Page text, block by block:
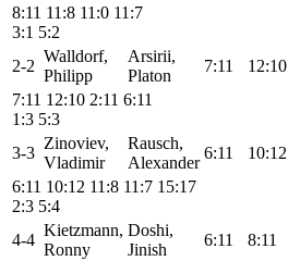
8:11 11:8 11:0 11:7
3:1 5:2
2-2
Walldorf,
Philipp
Arsirii,
Platon
7:11 12:10
7:11 12:10 2:11 6:11
1:3 5:3
3-3
Zinoviev,
Vladimir
Rausch,
Alexander
6:11 10:12
6:11 10:12 11:8 11:7 15:17
2:3 5:4
4-4
Kietzmann,
Ronny
Doshi,
Jinish
6:11 8:11